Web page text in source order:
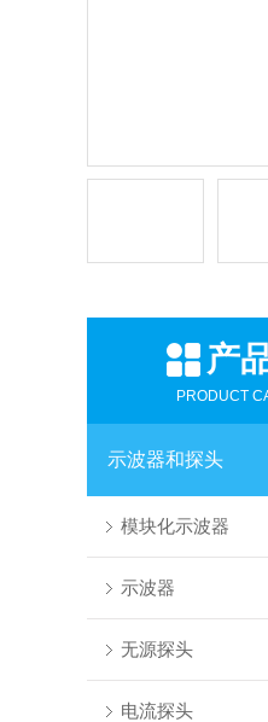
产
PRODUCT
示波器和探头
模块化示波器
示波器
无源探头
电流探头